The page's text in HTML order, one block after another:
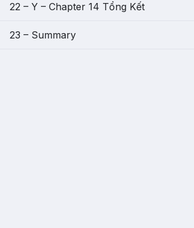
22 – Y – Chapter 14 Tổng Kết
23 – Summary